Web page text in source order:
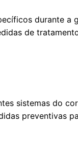
durante a
de
sistemas do
preventivas